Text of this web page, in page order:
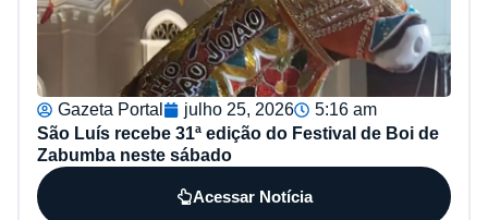
Gazeta Portal julho 25, 2026
5:16 am
São Luís recebe 31ª edição do Festival de Boi de
Zabumba neste sábado
Acessar Notícia